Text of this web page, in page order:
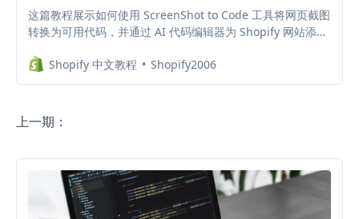
这篇教程展示如何使用 ScreenShot to Code 工具将网页截图
转换为可用代码，并通过 AI 代码编辑器为 Shopify 网站添加
品页折扣码一键复制功能。整个过程只需在本地安装相关工
具，通过AI 代码工具添加所需功能。
Shopify 中文教程 Shopify2006
上一期：